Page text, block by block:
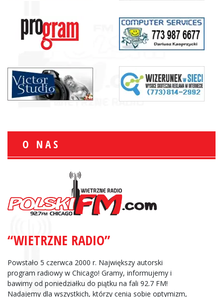
O NAS
“WIETRZNE RADIO”
Powstało 5 czerwca 2000 r. Największy autorski
program radiowy w Chicago! Gramy, informujemy i
bawimy od poniedziałku do piątku na fali 92.7 FM!
Nadajemy dla wszystkich, którzy cenią sobie optymizm,